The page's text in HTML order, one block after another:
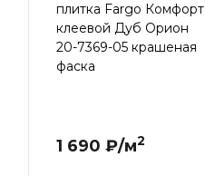
плитка Fargo Комфорт
клеевой Дуб Орион
20-7369-05 крашеная
фаска
1 690 ₽/м2